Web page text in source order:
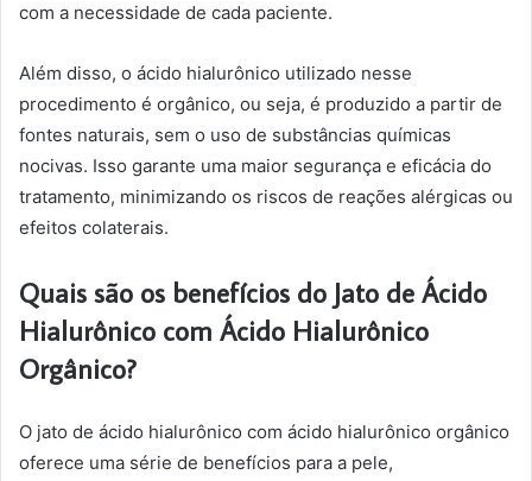
com a necessidade de cada paciente.
Além disso, o ácido hialurônico utilizado nesse
procedimento é orgânico, ou seja, é produzido a partir de
fontes naturais, sem o uso de substâncias químicas
nocivas. Isso garante uma maior segurança e eficácia do
tratamento, minimizando os riscos de reações alérgicas ou
efeitos colaterais.
Quais são os benefícios do Jato de Ácido
Hialurônico com Ácido Hialurônico
Orgânico?
O jato de ácido hialurônico com ácido hialurônico orgânico
oferece uma série de benefícios para a pele,